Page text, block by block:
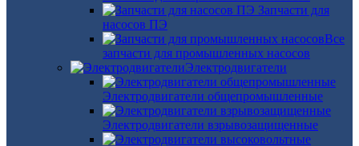
Запчасти для
насосов ПЭ
Все
запчасти для промышленных насосов
Электродвигатели
Электродвигатели общепромышленные
Электродвигатели взрывозащищенные